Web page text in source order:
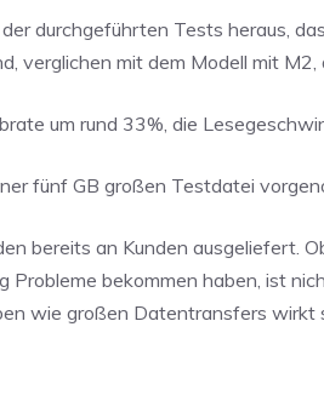
durchgeführten Tests heraus,
verglichen mit dem Modell mit M2,
um rund 33%, die
fünf GB großen Testdatei
bereits an Kunden ausgeliefert.
Probleme bekommen haben, ist
wie großen Datentransfers wirkt